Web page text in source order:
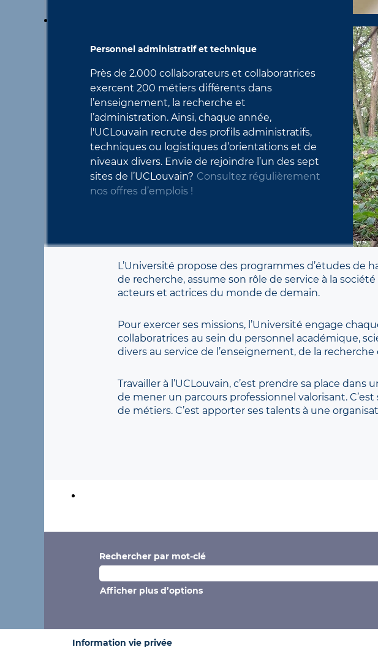
Personnel administratif et technique
​Près de 2.000 collaborateurs et collaboratrices
exercent 200 métiers différents dans
l’enseignement, la recherche et
l’administration. Ainsi, chaque année,
l'UCLouvain recrute des profils administratifs,
techniques ou logistiques d’orientations et de
niveaux divers. Envie de rejoindre l’un des sept
sites de l’UCLouvain? Consultez régulièrement
nos offres d’emplois !
L’Université propose des programmes d’études de
de recherche, assume son rôle de service à la
acteurs et actrices du monde de demain.
Pour exercer ses missions, l’Université engage
collaboratrices au sein du personnel académique,
divers au service de l’enseignement, de la
Travailler à l’UCLouvain, c’est prendre sa place
de mener un parcours professionnel valorisant.
de métiers. C’est apporter ses talents à une
Rechercher par mot-clé
Afficher plus d’options
Information vie privée